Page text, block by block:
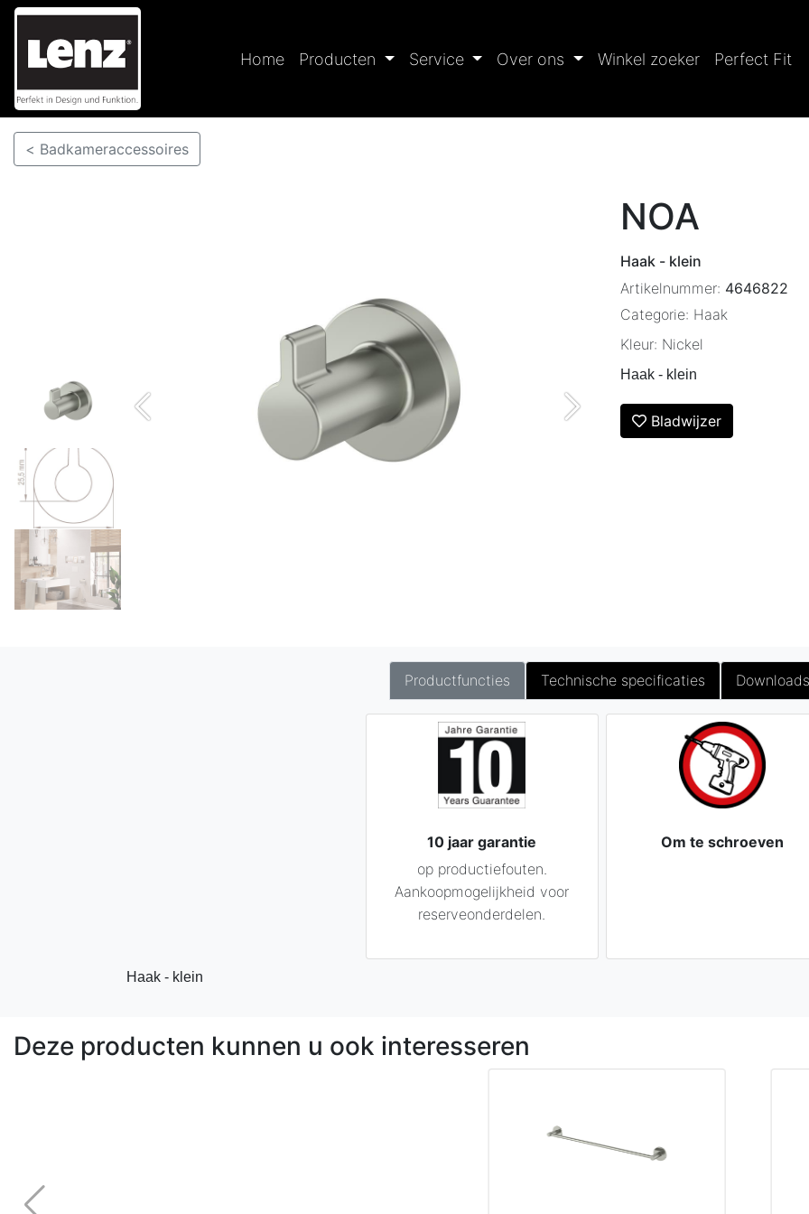
Home Producten Service Over ons Winkel zoeker Perfect Fit
< Badkameraccessoires
NOA
Haak - klein
Artikelnummer: 4646822
Categorie: Haak
Kleur: Nickel
Haak - klein
Bladwijzer
Productfuncties Technische specificaties Downloads
10 jaar garantie
op productiefouten.
Aankoopmogelijkheid voor
reserveonderdelen.
Om te schroeven
Haak - klein
Deze producten kunnen u ook interesseren